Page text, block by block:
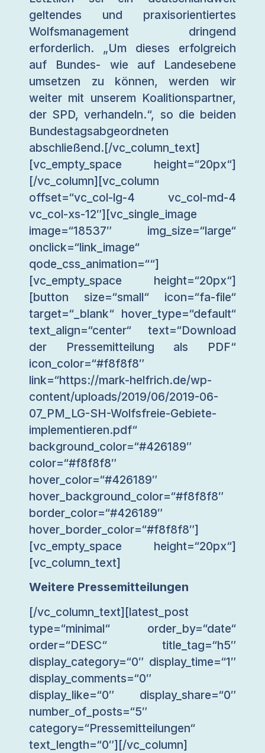
geltendes und praxisorientiertes
Wolfsmanagement dringend
erforderlich. „Um dieses erfolgreich
auf Bundes- wie auf Landesebene
umsetzen zu können, werden wir
weiter mit unserem Koalitionspartner,
der SPD, verhandeln.“, so die beiden
Bundestagsabgeordneten
abschließend.[/vc_column_text]
[vc_empty_space height=“20px“]
[/vc_column][vc_column
offset=“vc_col-lg-4 vc_col-md-4
vc_col-xs-12″][vc_single_image
image=“18537″ img_size=“large“
onclick=“link_image“
qode_css_animation=““]
[vc_empty_space height=“20px“]
[button size=“small“ icon=“fa-file“
target=“_blank“ hover_type=“default“
text_align=“center“ text=“Download
der Pressemitteilung als PDF“
icon_color=“#f8f8f8″
link=“https://mark-helfrich.de/wp-
content/uploads/2019/06/2019-06-
07_PM_LG-SH-Wolfsfreie-Gebiete-
implementieren.pdf“
background_color=“#426189″
color=“#f8f8f8″
hover_color=“#426189″
hover_background_color=“#f8f8f8″
border_color=“#426189″
hover_border_color=“#f8f8f8″]
[vc_empty_space height=“20px“]
[vc_column_text]
Weitere Pressemitteilungen
[/vc_column_text][latest_post
type=“minimal“ order_by=“date“
order=“DESC“ title_tag=“h5″
display_category=“0″ display_time=“1″
display_comments=“0″
display_like=“0″ display_share=“0″
number_of_posts=“5″
category=“Pressemitteilungen“
text_length=“0″][/vc_column]